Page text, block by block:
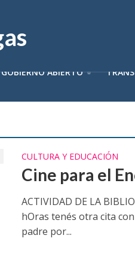
GOBIERNO ABIERTO
CULTURA Y EDUCACIÓN
Cine para el
ACTIVIDAD DE LA
hOras tenés otra cita
padre por...